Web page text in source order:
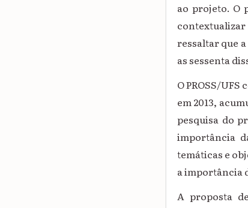
ao projeto. O
ressaltar que a
as sessenta
O PROSS/
em 2013,
pesquisa do
importância
temáticas e
a importância
A proposta